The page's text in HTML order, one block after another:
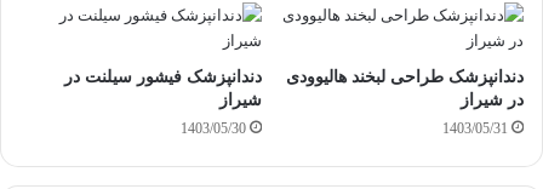
دندانپزشک طراحی لبخند هالیوودی
در شیراز
1403/05/31
دندانپزشک فیشور سیلنت در
شیراز
1403/05/30